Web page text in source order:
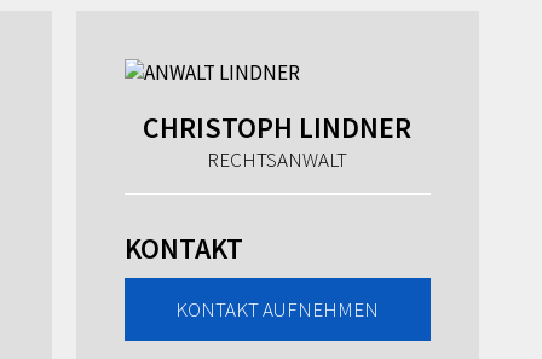
CHRISTOPH LINDNER
RECHTSANWALT
KONTAKT
KONTAKT AUFNEHMEN